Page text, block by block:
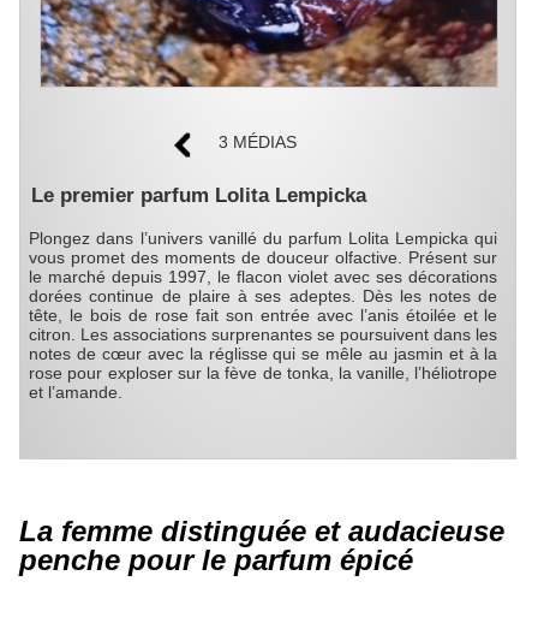
3 MÉDIAS
Le premier parfum Lolita Lempicka
Plongez dans l’univers vanillé du parfum Lolita Lempicka qui
vous promet des moments de douceur olfactive. Présent sur
le marché depuis 1997, le flacon violet avec ses décorations
dorées continue de plaire à ses adeptes. Dès les notes de
tête, le bois de rose fait son entrée avec l’anis étoilée et le
citron. Les associations surprenantes se poursuivent dans les
notes de cœur avec la réglisse qui se mêle au jasmin et à la
rose pour exploser sur la fève de tonka, la vanille, l’héliotrope
et l’amande.
La femme distinguée et audacieuse
penche pour le parfum épicé